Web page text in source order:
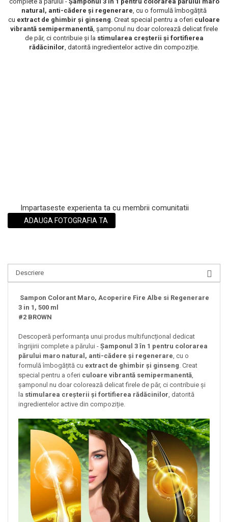
Scrub / Balsam de buze
Netestate pe Animale
natural, anti-cădere și regenerare , cu o formulă îmbogățită
cu extract de ghimbir și ginseng . Creat special pentru a oferi culoare
vibrantă semipermanentă , șamponul nu doar colorează delicat firele
de păr, ci contribuie și la stimularea creșterii și fortifierea
rădăcinilor , datorită ingredientelor active din compoziție.
Impartaseste experienta ta cu membrii comunitatii
ADAUGA FOTOGRAFIA TA
Descriere
Sampon Colorant Maro, Acoperire Fire Albe si Regenerare
3 in 1, 500 ml
#2 BROWN
Descoperă performanța unui produs multifuncțional dedicat
îngrijirii complete a părului - Șamponul 3 în 1 pentru colorarea
părului maro natural, anti-cădere și regenerare , cu o
formulă îmbogățită cu extract de ghimbir și ginseng . Creat
special pentru a oferi culoare vibrantă semipermanentă
șamponul nu doar colorează delicat firele de păr, ci contribuie și
la stimularea creșterii și fortifierea rădăcinilor , datorită
ingredientelor active din compoziție.